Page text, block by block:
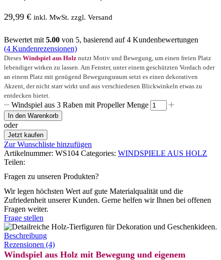
29,99 € inkl. MwSt. zzgl. Versand
Bewertet mit 5.00 von 5, basierend auf4 Kundenbewertungen
(4 Kundenrezensionen)
Dieses Windspiel aus Holz nutzt Motiv und Bewegung, um einen freien Platz
lebendiger wirken zu lassen. Am Fenster, unter einem geschützten Vordach oder
an einem Platz mit genügend Bewegungsraum setzt es einen dekorativen
Akzent, der nicht starr wirkt und aus verschiedenen Blickwinkeln etwas zu
entdecken bietet.
Windspiel aus 3 Raben mit Propeller Menge
In den Warenkorb
oder
Jetzt kaufen
Zur Wunschliste hinzufügen
Artikelnummer: WS104 Categories: WINDSPIELE AUS HOLZ
Teilen:
Fragen zu unseren Produkten?
Wir legen höchsten Wert auf gute Materialqualität und die
Zufriedenheit unserer Kunden. Gerne helfen wir Ihnen bei offenen
Fragen weiter.
Frage stellen
Beschreibung
Rezensionen (4)
Windspiel aus Holz mit Bewegung und eigenem